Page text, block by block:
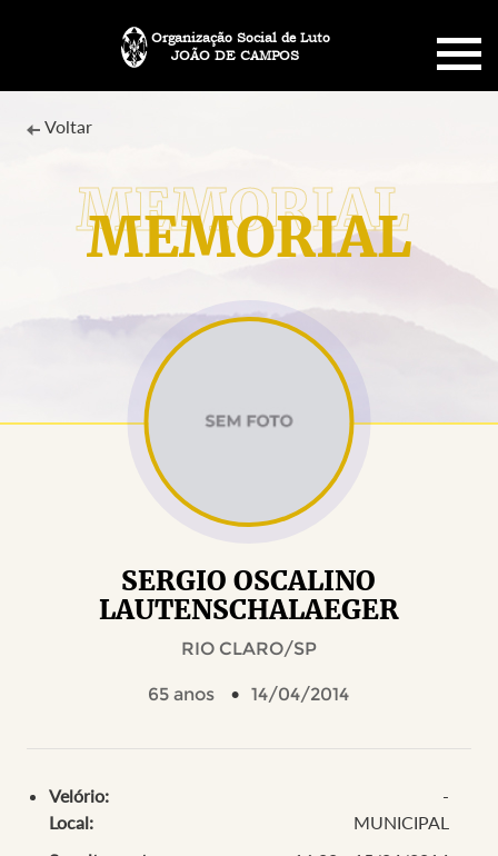
JOÃO DE CAMPOS
Organização Social de Luto
SOBRE NÓS
PLANO FUNERÁRIO
MENSAGENS
MEMORIAL
Voltar
SERGIO OSCALINO
LAUTENSCHALAEGER
RIO CLARO/SP
65 anos 14/04/2014
Velório:
-
Local:
MUNICIPAL